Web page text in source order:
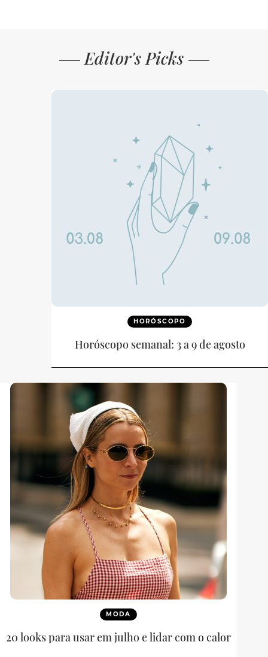
Editor's Picks
HORÓSCOPO
Horóscopo semanal: 3 a 9 de agosto
MODA
20 looks para usar em julho e lidar com o calor